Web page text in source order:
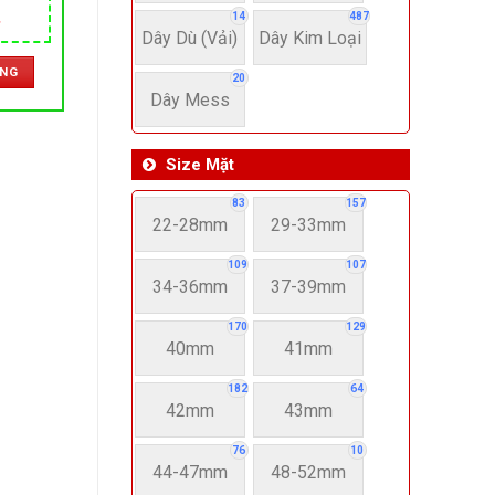
14
Dây Dù (Vải)
487
Dây Kim Loại
20
Dây Mess
Size Mặt
83
22-28mm
157
29-33mm
109
34-36mm
107
37-39mm
170
40mm
129
41mm
182
42mm
64
43mm
76
44-47mm
10
48-52mm
₫.